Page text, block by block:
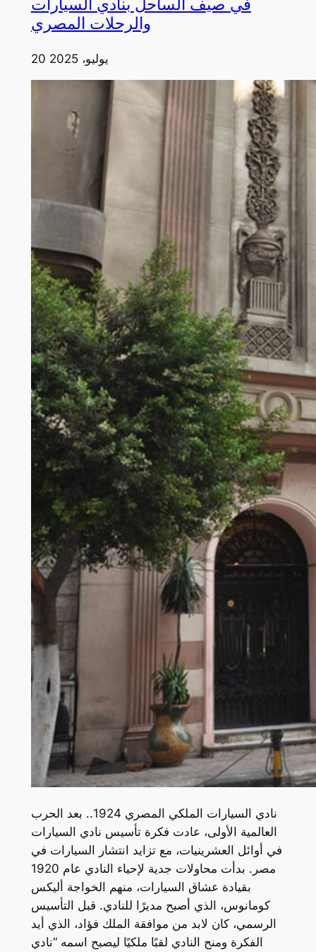
في صيف الساحل بنادي السيارات
والرحلات المصري
20 يوليو، 2025
نادي السيارات الملكي المصري 1924.. بعد الحرب
العالمية الأولى، عادت فكرة تأسيس نادي السيارات
في أوائل العشرينيات، مع تزايد انتشار السيارات في
مصر. بدأت محاولات جدية لإحياء النادي عام 1920
بقيادة عشاق السيارات، منهم الخواجة أليكس
كومانوس، الذي أصبح مديرًا للنادي. قبل التأسيس
الرسمي، كان لابد من موافقة الملك فؤاد، الذي أيد
الفكرة ومنح النادي لقبًا ملكيًا ليصبح اسمه “نادي